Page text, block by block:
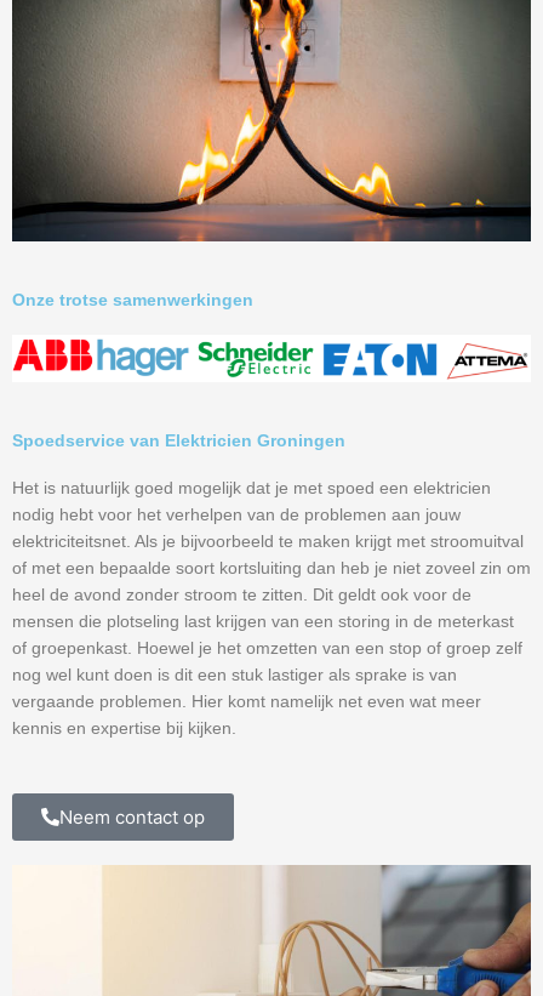
Onze trotse samenwerkingen
Spoedservice van Elektricien Groningen
Het is natuurlijk goed mogelijk dat je met spoed een elektricien
nodig hebt voor het verhelpen van de problemen aan jouw
elektriciteitsnet. Als je bijvoorbeeld te maken krijgt met stroomuitval
of met een bepaalde soort kortsluiting dan heb je niet zoveel zin om
heel de avond zonder stroom te zitten. Dit geldt ook voor de
mensen die plotseling last krijgen van een storing in de meterkast
of groepenkast. Hoewel je het omzetten van een stop of groep zelf
nog wel kunt doen is dit een stuk lastiger als sprake is van
vergaande problemen. Hier komt namelijk net even wat meer
kennis en expertise bij kijken.
Neem contact op